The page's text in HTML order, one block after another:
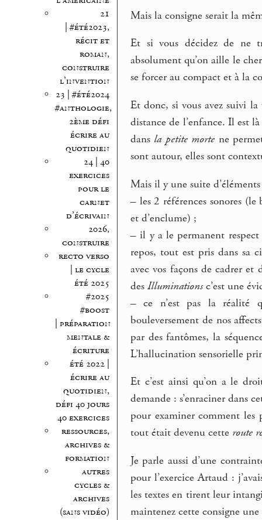
21
| #été2023,
récit et
roman,
construire
l’invention
23 | #été2024
#anthologie,
2ème défi
écrire au
quotidien
24 | 40
exercices
pour le
carnet
d’écrivain
2026,
construire
recto verso
| le cycle
été 2025
#2025
#boost
| préparation
mentale &
écriture
été 2022 |
écrire au
quotidien,
défi 40 jours
40 exercices
ressources,
archives &
formation
autres
cycles &
archives
(sans vidéo)
Mais la consigne serait la
Et si vous décidez de ne
absolument qu’on aille le
se forcer au compact et à la
Et donc, si vous avez suivi
distance de l’enfance. Il est
dans la petite morte ne
sont autour, elles sont
Mais il y une suite
– les 2 références sonores
et d’enclume) ;
– il y a le permanent respect
repos, tout est pris dans sa
avec vos façons de cadrer et
desIlluminationsc’est une
– ce n’est pas la réalité
bouleversement de nos
par des fantômes, la
L’hallucination sensorielle
Et c’est ainsi qu’on a le
demande : s’enraciner dans
pour examiner comment les
tout était devenu cette route
Je parle aussi d’une
pour l’exercice Artaud :
les textes en tirent leur
maintenez cette consigne